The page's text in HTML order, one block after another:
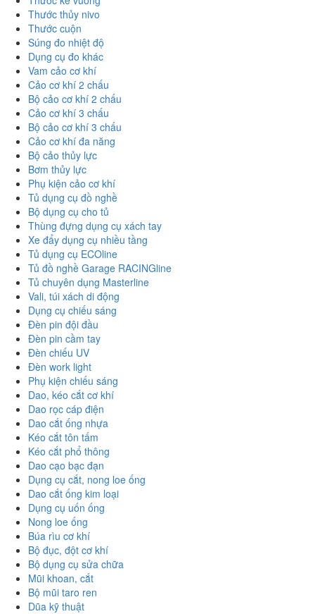
Thước thủy nivo
Thước cuộn
Súng đo nhiệt độ
Dụng cụ đo khác
Vam cảo cơ khí
Cảo cơ khí 2 chấu
Bộ cảo cơ khí 2 chấu
Cảo cơ khí 3 chấu
Bộ cảo cơ khí 3 chấu
Cảo cơ khí đa năng
Bộ cảo thủy lực
Bơm thủy lực
Phụ kiện cảo cơ khí
Tủ dụng cụ đồ nghề
Bộ dụng cụ cho tủ
Thùng đựng dụng cụ xách tay
Xe đẩy dụng cụ nhiều tầng
Tủ dụng cụ ECOline
Tủ đồ nghề Garage RACINGline
Tủ chuyên dụng Masterline
Vali, túi xách di động
Dụng cụ chiếu sáng
Đèn pin đội đầu
Đèn pin cầm tay
Đèn chiếu UV
Đèn work light
Phụ kiện chiếu sáng
Dao, kéo cắt cơ khí
Dao rọc cáp điện
Dao cắt ống nhựa
Kéo cắt tôn tấm
Kéo cắt phổ thông
Dao cạo bạc đạn
Dụng cụ cắt, nong loe ống
Dao cắt ống kim loại
Dụng cụ uốn ống
Nong loe ống
Búa rìu cơ khí
Bộ đục, đột cơ khí
Bộ dụng cụ sửa chữa
Mũi khoan, cắt
Bộ mũi taro ren
Dũa kỹ thuật